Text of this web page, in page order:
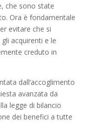
che sono state
Ora è fondamentale
evitare che si
acquirenti e le
creduto in
dall’accoglimento
avanzata da
legge di bilancio
dei benefici a tutte